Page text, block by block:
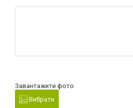
Завантажити фото:
Вибрати